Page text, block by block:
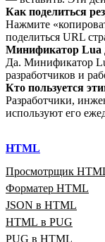
Как поделиться
Нажмите
поделиться URL
Минификатор Lua
Да. Минификатор
разработчиков и
Кто пользуется
Разработчики,
используют его
HTML
Просмотрщик
Форматер HTML
JSON в HTML
HTML в PUG
PUG в HTML